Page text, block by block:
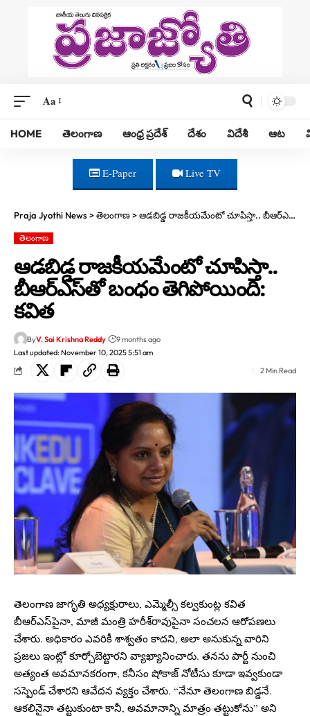
Aa
HOME తెలంగాణ ఆంధ్ర ప్రదేశ్ దేశం విదేశీ ఆట
E-Paper Live TV
Praja Jyothi News>తెలంగాణ>ఆడబిడ్డ రాజకీయమేంటో చూపిస్తా.. బీఆర్ఎస్‌తో బంధం తెగిపోయింది: కవిత
తెలంగాణ
ఆడబిడ్డ రాజకీయమేంటో చూపిస్తా..
బీఆర్ఎస్‌తో బంధం తెగిపోయింది:
కవిత
Last updated: November 10, 2025 5:51 am
ByV. Sai Krishna Reddy 9 months ago
2 Min Read
తెలంగాణ జాగృతి అధ్యక్షురాలు, ఎమ్మెల్సీ కల్వకుంట్ల కవిత
బీఆర్ఎస్‌పైనా, మాజీ మంత్రి హరీశ్‌రావుపైనా సంచలన ఆరోపణలు
చేశారు. అధికారం ఎవరికీ శాశ్వతం కాదని, అలా అనుకున్న వారిని
ప్రజలు ఇంట్లో కూర్చోబెట్టారని వ్యాఖ్యానించారు. తనను పార్టీ నుంచి
అత్యంత అవమానకరంగా, కనీసం షోకాజ్ నోటీసు కూడా ఇవ్వకుండా
సస్పెండ్ చేశారని ఆవేదన వ్యక్తం చేశారు. “నేనూ తెలంగాణ బిడ్డనే.
ఆకలినైనా తట్టుకుంటా కానీ, అవమానాన్ని మాత్రం తట్టుకోను” అని